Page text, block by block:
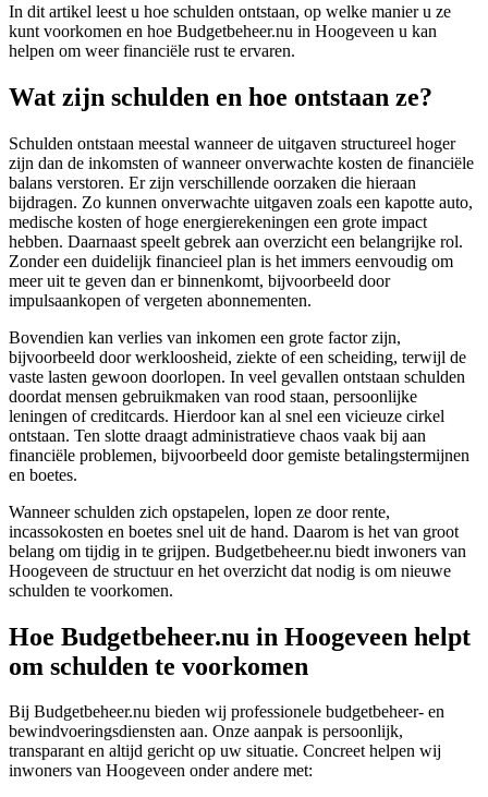
In dit artikel leest u hoe schulden ontstaan, op welke manier u ze
kunt voorkomen en hoe Budgetbeheer.nu in Hoogeveen u kan
helpen om weer financiële rust te ervaren.
Wat zijn schulden en hoe ontstaan ze?
Schulden ontstaan meestal wanneer de uitgaven structureel hoger
zijn dan de inkomsten of wanneer onverwachte kosten de financiële
balans verstoren. Er zijn verschillende oorzaken die hieraan
bijdragen. Zo kunnen onverwachte uitgaven zoals een kapotte auto,
medische kosten of hoge energierekeningen een grote impact
hebben. Daarnaast speelt gebrek aan overzicht een belangrijke rol.
Zonder een duidelijk financieel plan is het immers eenvoudig om
meer uit te geven dan er binnenkomt, bijvoorbeeld door
impulsaankopen of vergeten abonnementen.
Bovendien kan verlies van inkomen een grote factor zijn,
bijvoorbeeld door werkloosheid, ziekte of een scheiding, terwijl de
vaste lasten gewoon doorlopen. In veel gevallen ontstaan schulden
doordat mensen gebruikmaken van rood staan, persoonlijke
leningen of creditcards. Hierdoor kan al snel een vicieuze cirkel
ontstaan. Ten slotte draagt administratieve chaos vaak bij aan
financiële problemen, bijvoorbeeld door gemiste betalingstermijnen
en boetes.
Wanneer schulden zich opstapelen, lopen ze door rente,
incassokosten en boetes snel uit de hand. Daarom is het van groot
belang om tijdig in te grijpen. Budgetbeheer.nu biedt inwoners van
Hoogeveen de structuur en het overzicht dat nodig is om nieuwe
schulden te voorkomen.
Hoe Budgetbeheer.nu in Hoogeveen helpt
om schulden te voorkomen
Bij Budgetbeheer.nu bieden wij professionele budgetbeheer- en
bewindvoeringsdiensten aan. Onze aanpak is persoonlijk,
transparant en altijd gericht op uw situatie. Concreet helpen wij
inwoners van Hoogeveen onder andere met: